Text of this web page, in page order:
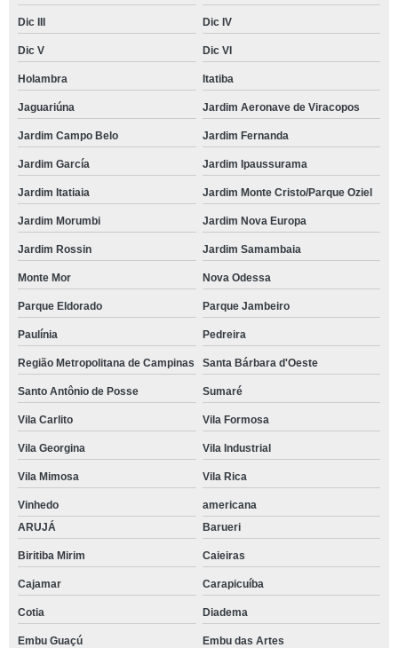
Dic III Dic IV
Dic V Dic VI
Holambra Itatiba
Jaguariúna Jardim Aeronave de Viracopos
Jardim Campo Belo Jardim Fernanda
Jardim García Jardim Ipaussurama
Jardim Itatiaia Jardim Monte Cristo/Parque Oziel
Jardim Morumbi Jardim Nova Europa
Jardim Rossin Jardim Samambaia
Monte Mor Nova Odessa
Parque Eldorado Parque Jambeiro
Paulínia Pedreira
Região Metropolitana de Campinas Santa Bárbara d'Oeste
Santo Antônio de Posse Sumaré
Vila Carlito Vila Formosa
Vila Georgina Vila Industrial
Vila Mimosa Vila Rica
Vinhedo
americana
ARUJÁ
Barueri
Biritiba Mirim Caieiras
Cajamar Carapicuíba
Cotia Diadema
Embu Guaçú Embu das Artes